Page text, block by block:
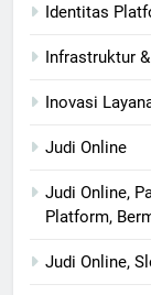
Identitas
Infrastruktur
Inovasi
Judi Online
Judi Online,
Platform,
Judi Online,